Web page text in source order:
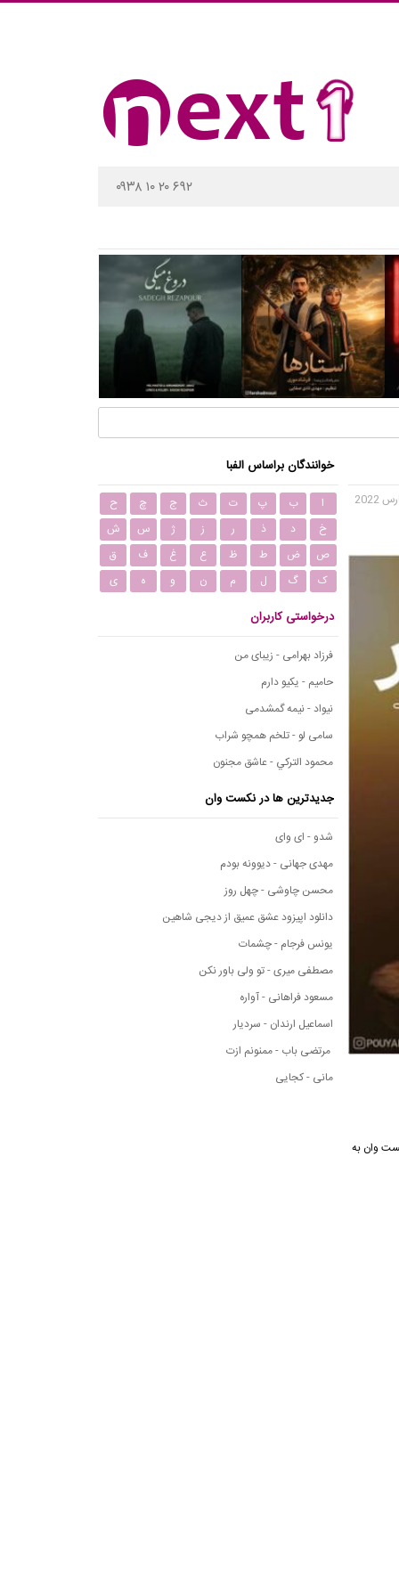
۰۹۳۸ ۱۰ ۲۰ ۶۹۲
نکست وان به
خوانندگان براساس الفبا
ا ب پ ت ث ج چ
ح
خ
د ذ ر ز ژ س
ش
ص
ض ط ظ ع غ ف
ق
ک
گ ل م ن و ه ی
درخواستی کاربران
فرزاد بهرامی - زیبای من
حامیم - یکیو دارم
نیواد - نیمه گمشدمی
سامی لو - تلخم همچو شراب
محمود التركي - عاشق مجنون
جدیدترین ها در نکست وان
شدو - ای وای
مهدی جهانی - دیوونه بودم
محسن چاوشی - چهل روز
دانلود اپیزود عشق عمیق از دیجی شاهین
یونس فرجام - چشمات
مصطفی میری - تو ولی باور نکن
مسعود فراهانی - آواره
اسماعیل ارندان - سردیار
مرتضی باب - ممنونم ازت
مانی - کجایی